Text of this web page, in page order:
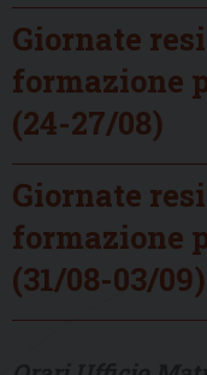
Giornate
formazione
(24-27/08)
Giornate
formazione
(31/08-03/09)